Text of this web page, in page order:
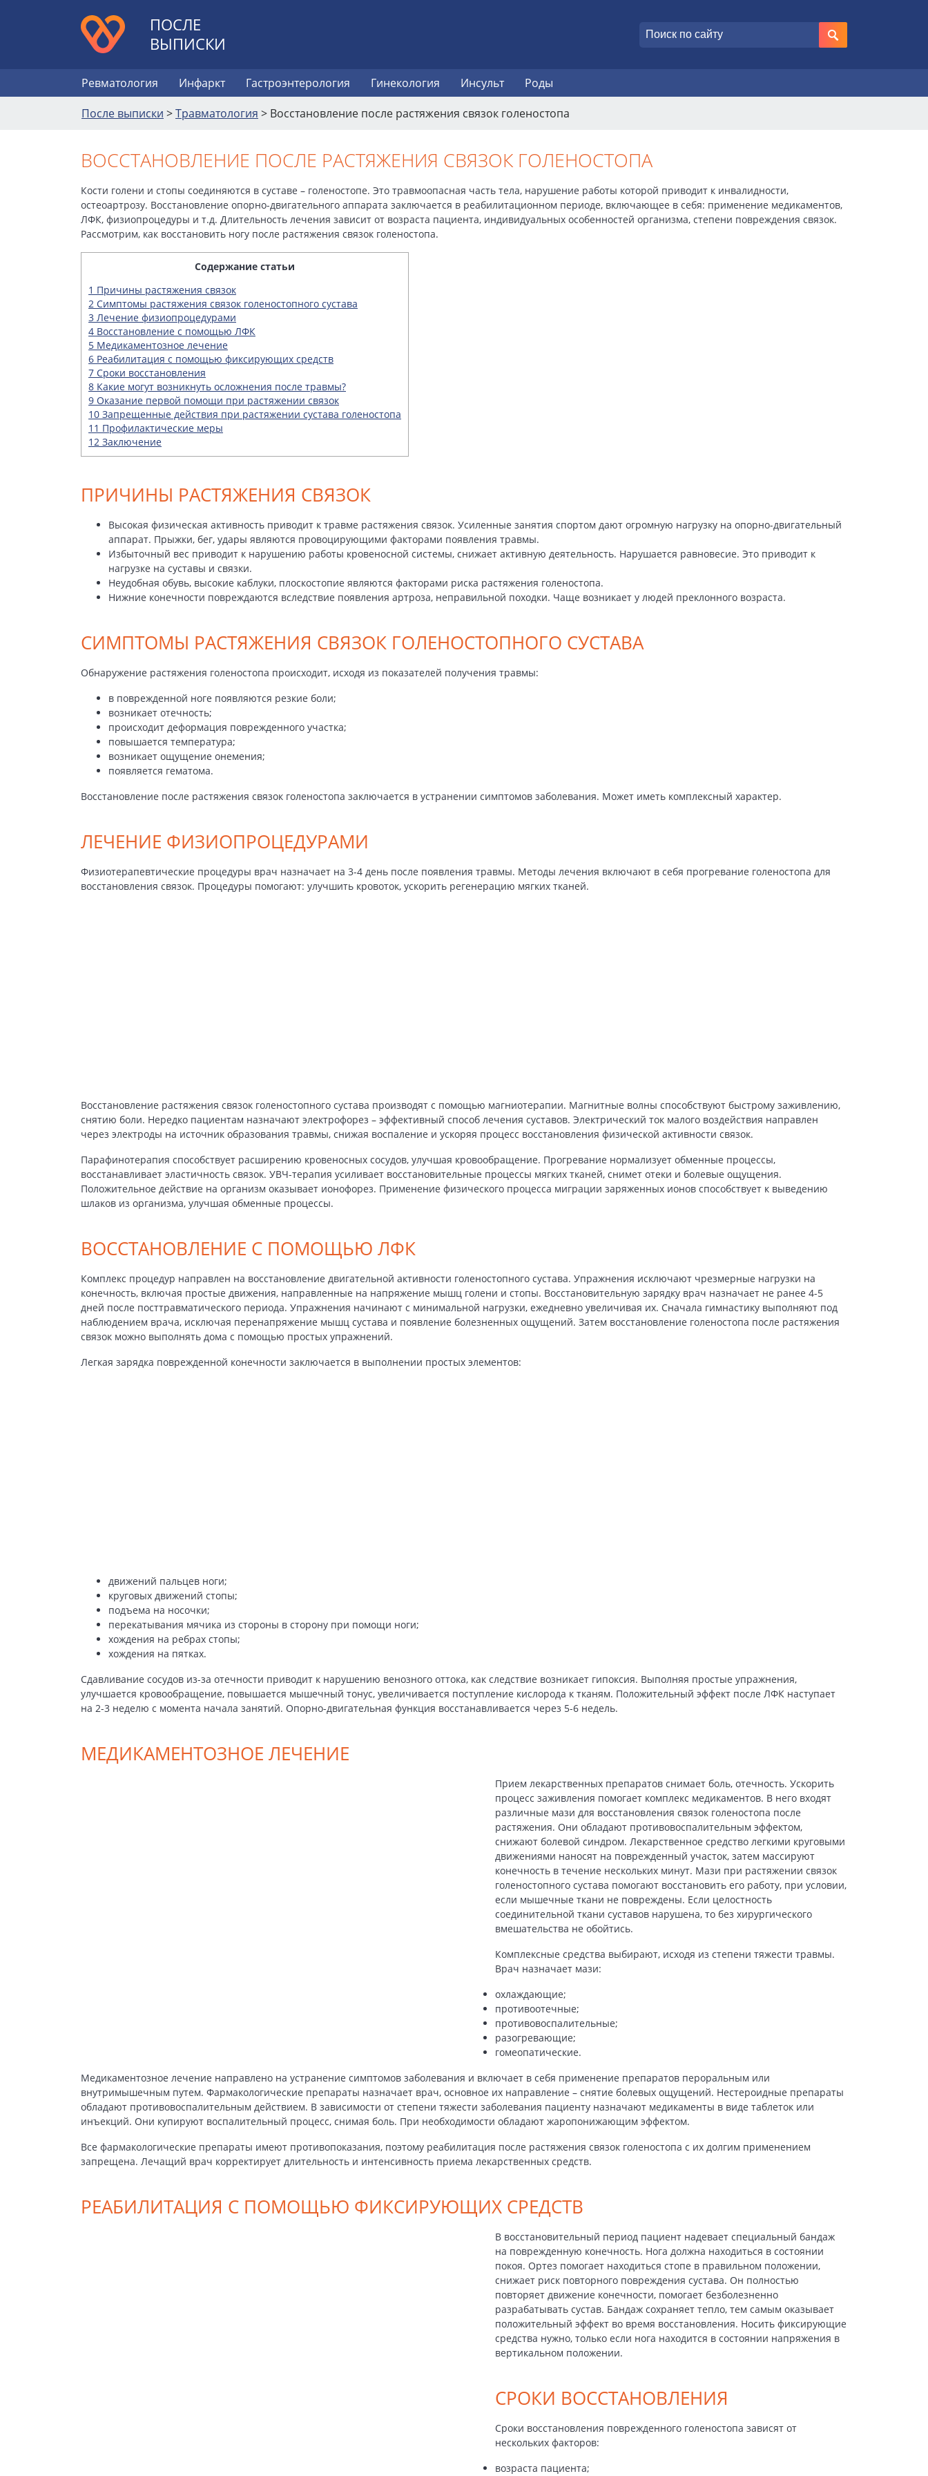
ПОСЛЕ
ВЫПИСКИ
Ревматология Инфаркт Гастроэнтерология Гинекология Инсульт
Роды
После выписки >Травматология > Восстановление после растяжения связок голеностопа
ВОССТАНОВЛЕНИЕ ПОСЛЕ РАСТЯЖЕНИЯ СВЯЗОК ГОЛЕНОСТОПА
Кости голени и стопы соединяются в суставе – голеностопе. Это травмоопасная часть тела, нарушение работы которой приводит к инвалидности,
остеоартрозу. Восстановление опорно-двигательного аппарата заключается в реабилитационном периоде, включающее в себя: применение медикаментов,
ЛФК, физиопроцедуры и т.д. Длительность лечения зависит от возраста пациента, индивидуальных особенностей организма, степени повреждения связок.
Рассмотрим, как восстановить ногу после растяжения связок голеностопа.
Содержание статьи
1 Причины растяжения связок
2 Симптомы растяжения связок голеностопного сустава
3 Лечение физиопроцедурами
4 Восстановление с помощью ЛФК
5 Медикаментозное лечение
6 Реабилитация с помощью фиксирующих средств
7 Сроки восстановления
8 Какие могут возникнуть осложнения после травмы?
9 Оказание первой помощи при растяжении связок
10 Запрещенные действия при растяжении сустава голеностопа
11 Профилактические меры
12 Заключение
ПРИЧИНЫ РАСТЯЖЕНИЯ СВЯЗОК
Высокая физическая активность приводит к травме растяжения связок. Усиленные занятия спортом дают огромную нагрузку на опорно-двигательный
аппарат. Прыжки, бег, удары являются провоцирующими факторами появления травмы.
Избыточный вес приводит к нарушению работы кровеносной системы, снижает активную деятельность. Нарушается равновесие. Это приводит к
нагрузке на суставы и связки.
Неудобная обувь, высокие каблуки, плоскостопие являются факторами риска растяжения голеностопа.
Нижние конечности повреждаются вследствие появления артроза, неправильной походки. Чаще возникает у людей преклонного возраста.
СИМПТОМЫ РАСТЯЖЕНИЯ СВЯЗОК ГОЛЕНОСТОПНОГО СУСТАВА
Обнаружение растяжения голеностопа происходит, исходя из показателей получения травмы:
в поврежденной ноге появляются резкие боли;
возникает отечность;
происходит деформация поврежденного участка;
повышается температура;
возникает ощущение онемения;
появляется гематома.
Восстановление после растяжения связок голеностопа заключается в устранении симптомов заболевания. Может иметь комплексный характер.
ЛЕЧЕНИЕ ФИЗИОПРОЦЕДУРАМИ
Физиотерапевтические процедуры врач назначает на 3-4 день после появления травмы. Методы лечения включают в себя прогревание голеностопа для
восстановления связок. Процедуры помогают: улучшить кровоток, ускорить регенерацию мягких тканей.
Восстановление растяжения связок голеностопного сустава производят с помощью магниотерапии. Магнитные волны способствуют быстрому заживлению,
снятию боли. Нередко пациентам назначают электрофорез – эффективный способ лечения суставов. Электрический ток малого воздействия направлен
через электроды на источник образования травмы, снижая воспаление и ускоряя процесс восстановления физической активности связок.
Парафинотерапия способствует расширению кровеносных сосудов, улучшая кровообращение. Прогревание нормализует обменные процессы,
восстанавливает эластичность связок. УВЧ-терапия усиливает восстановительные процессы мягких тканей, снимет отеки и болевые ощущения.
Положительное действие на организм оказывает ионофорез. Применение физического процесса миграции заряженных ионов способствует к выведению
шлаков из организма, улучшая обменные процессы.
ВОССТАНОВЛЕНИЕ С ПОМОЩЬЮ ЛФК
Комплекс процедур направлен на восстановление двигательной активности голеностопного сустава. Упражнения исключают чрезмерные нагрузки на
конечность, включая простые движения, направленные на напряжение мышц голени и стопы. Восстановительную зарядку врач назначает не ранее 4-5
дней после посттравматического периода. Упражнения начинают с минимальной нагрузки, ежедневно увеличивая их. Сначала гимнастику выполняют под
наблюдением врача, исключая перенапряжение мышц сустава и появление болезненных ощущений. Затем восстановление голеностопа после растяжения
связок можно выполнять дома с помощью простых упражнений.
Легкая зарядка поврежденной конечности заключается в выполнении простых элементов:
движений пальцев ноги;
круговых движений стопы;
подъема на носочки;
перекатывания мячика из стороны в сторону при помощи ноги;
хождения на ребрах стопы;
хождения на пятках.
Сдавливание сосудов из-за отечности приводит к нарушению венозного оттока, как следствие возникает гипоксия. Выполняя простые упражнения,
улучшается кровообращение, повышается мышечный тонус, увеличивается поступление кислорода к тканям. Положительный эффект после ЛФК наступает
на 2-3 неделю с момента начала занятий. Опорно-двигательная функция восстанавливается через 5-6 недель.
МЕДИКАМЕНТОЗНОЕ ЛЕЧЕНИЕ
Прием лекарственных препаратов снимает боль, отечность. Ускорить
процесс заживления помогает комплекс медикаментов. В него входят
различные мази для восстановления связок голеностопа после
растяжения. Они обладают противовоспалительным эффектом,
снижают болевой синдром. Лекарственное средство легкими круговыми
движениями наносят на поврежденный участок, затем массируют
конечность в течение нескольких минут. Мази при растяжении связок
голеностопного сустава помогают восстановить его работу, при условии,
если мышечные ткани не повреждены. Если целостность
соединительной ткани суставов нарушена, то без хирургического
вмешательства не обойтись.
Комплексные средства выбирают, исходя из степени тяжести травмы.
Врач назначает мази:
охлаждающие;
противоотечные;
противовоспалительные;
разогревающие;
гомеопатические.
Медикаментозное лечение направлено на устранение симптомов заболевания и включает в себя применение препаратов пероральным или
внутримышечным путем. Фармакологические препараты назначает врач, основное их направление – снятие болевых ощущений. Нестероидные препараты
обладают противовоспалительным действием. В зависимости от степени тяжести заболевания пациенту назначают медикаменты в виде таблеток или
инъекций. Они купируют воспалительный процесс, снимая боль. При необходимости обладают жаропонижающим эффектом.
Все фармакологические препараты имеют противопоказания, поэтому реабилитация после растяжения связок голеностопа с их долгим применением
запрещена. Лечащий врач корректирует длительность и интенсивность приема лекарственных средств.
РЕАБИЛИТАЦИЯ С ПОМОЩЬЮ ФИКСИРУЮЩИХ СРЕДСТВ
В восстановительный период пациент надевает специальный бандаж
на поврежденную конечность. Нога должна находиться в состоянии
покоя. Ортез помогает находиться стопе в правильном положении,
снижает риск повторного повреждения сустава. Он полностью
повторяет движение конечности, помогает безболезненно
разрабатывать сустав. Бандаж сохраняет тепло, тем самым оказывает
положительный эффект во время восстановления. Носить фиксирующие
средства нужно, только если нога находится в состоянии напряжения в
вертикальном положении.
СРОКИ ВОССТАНОВЛЕНИЯ
Сроки восстановления поврежденного голеностопа зависят от
нескольких факторов:
возраста пациента;